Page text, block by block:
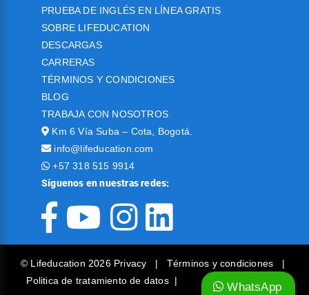
PRUEBA DE INGLÉS EN LÍNEA GRATIS
SOBRE LIFEDUCATION
DESCARGAS
CARRERAS
TÉRMINOS Y CONDICIONES
BLOG
TRABAJA CON NOSOTROS
Km 6 Vía Suba – Cota, Bogotá.
info@lifeducation.com
+57 318 515 9914
Síguenos en nuestras redes:
© Lifeducation 2026 Privacy | Términos y condiciones
|
Politica de tratamiento de datos| WhatsApp